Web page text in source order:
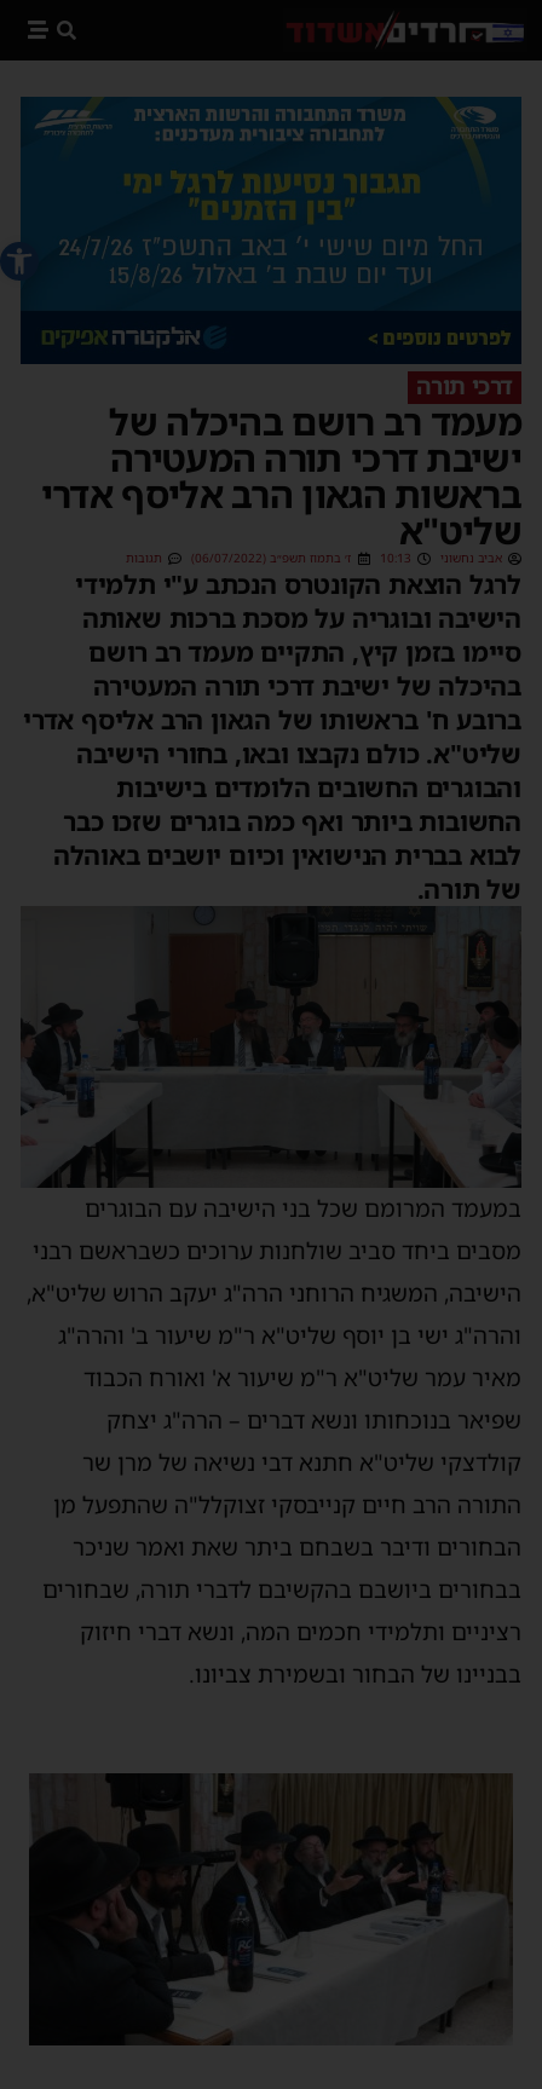
פתח
דרכי תורה
מעמד רב רושם בהיכלה של
ישיבת דרכי תורה המעטירה
בראשות הגאון הרב אליסף אדרי
שליט"א
אביב נחשוני 10:13 ז׳ בתמוז תשפ״ב (06/07/2022) תגובות
לרגל הוצאת הקונטרס הנכתב ע"י תלמידי
הישיבה ובוגריה על מסכת ברכות שאותה
סיימו בזמן קיץ, התקיים מעמד רב רושם
בהיכלה של ישיבת דרכי תורה המעטירה
ברובע ח' בראשותו של הגאון הרב אליסף אדרי
שליט"א. כולם נקבצו ובאו, בחורי הישיבה
והבוגרים החשובים הלומדים בישיבות
החשובות ביותר ואף כמה בוגרים שזכו כבר
לבוא בברית הנישואין וכיום יושבים באוהלה
של תורה.
במעמד המרומם שכל בני הישיבה עם הבוגרים
מסבים ביחד סביב שולחנות ערוכים כשבראשם רבני
הישיבה, המשגיח הרוחני הרה"ג יעקב הרוש שליט"א,
והרה"ג ישי בן יוסף שליט"א ר"מ שיעור ב' והרה"ג
מאיר עמר שליט"א ר"מ שיעור א' ואורח הכבוד
שפיאר בנוכחותו ונשא דברים – הרה"ג יצחק
קולדצקי שליט"א חתנא דבי נשיאה של מרן שר
התורה הרב חיים קנייבסקי זצוקלל"ה שהתפעל מן
הבחורים ודיבר בשבחם ביתר שאת ואמר שניכר
בבחורים ביושבם בהקשיבם לדברי תורה, שבחורים
רציניים ותלמידי חכמים המה, ונשא דברי חיזוק
בבניינו של הבחור ובשמירת צביונו.